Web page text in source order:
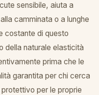
sensibile, aiuta a
camminata o a lunghe
costante di questo
della naturale elasticità
prima che le
garantita per chi cerca
per le proprie